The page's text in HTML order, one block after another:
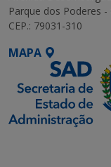
Parque dos Poderes
CEP.: 79031-310
MAPA